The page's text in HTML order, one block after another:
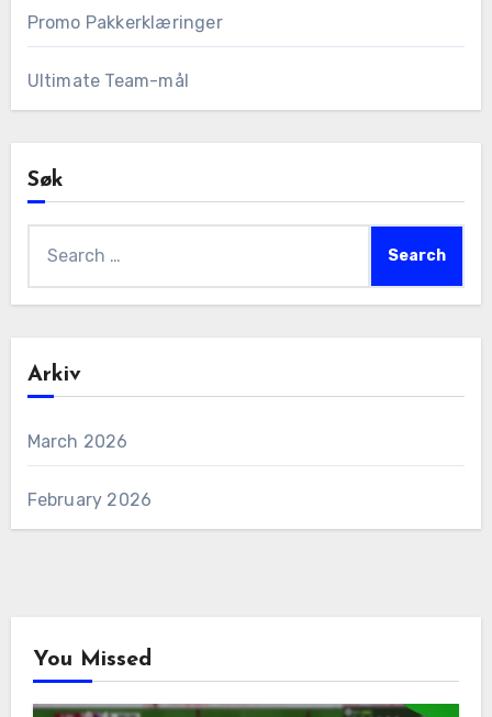
Promo Pakkerklæringer
Ultimate Team-mål
Søk
for:
Arkiv
March 2026
February 2026
You Missed